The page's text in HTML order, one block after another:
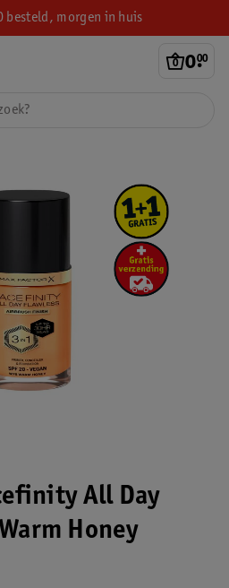
besteld, morgen in huis
0.
00
All Day
Honey